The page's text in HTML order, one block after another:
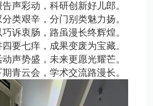
声彩动，科研创新好儿郎。
类艰辛，分门别类魅力扬。
诉衷肠，路虽漫长终辉煌。
四要七痒，成果变废为宝藏。
声势盛，未来更愿光耀芒。
青云会，学术交流路漫长。